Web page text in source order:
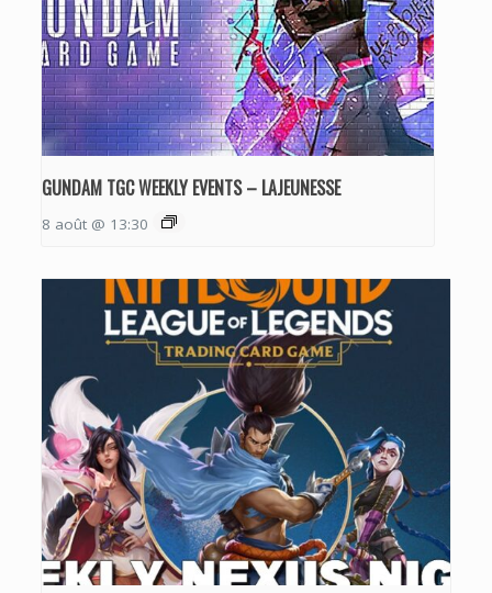
GUNDAM TGC WEEKLY EVENTS – LAJEUNESSE
8 août @ 13:30